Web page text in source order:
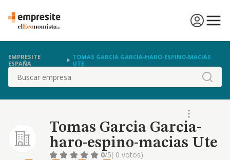
EMPRESITE
ESPAÑA
TOMAS GARCIA GARCIA-HARO-ESPINO-MACIAS
UTE
Buscar
Tomas Garcia Garcia-
haro-espino-macias Ute
0/5( 0 votos)